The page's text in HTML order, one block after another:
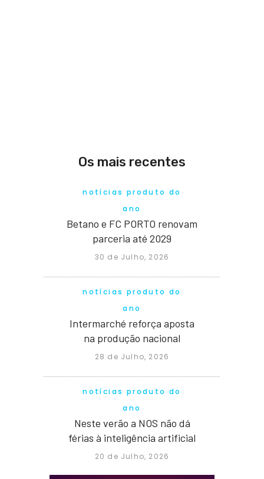
Os mais recentes
notícias produto do
ano
Betano e FC PORTO renovam
parceria até 2029
30 de Julho, 2026
notícias produto do
ano
Intermarché reforça aposta
na produção nacional
28 de Julho, 2026
notícias produto do
ano
Neste verão a NOS não dá
férias à inteligência artificial
20 de Julho, 2026